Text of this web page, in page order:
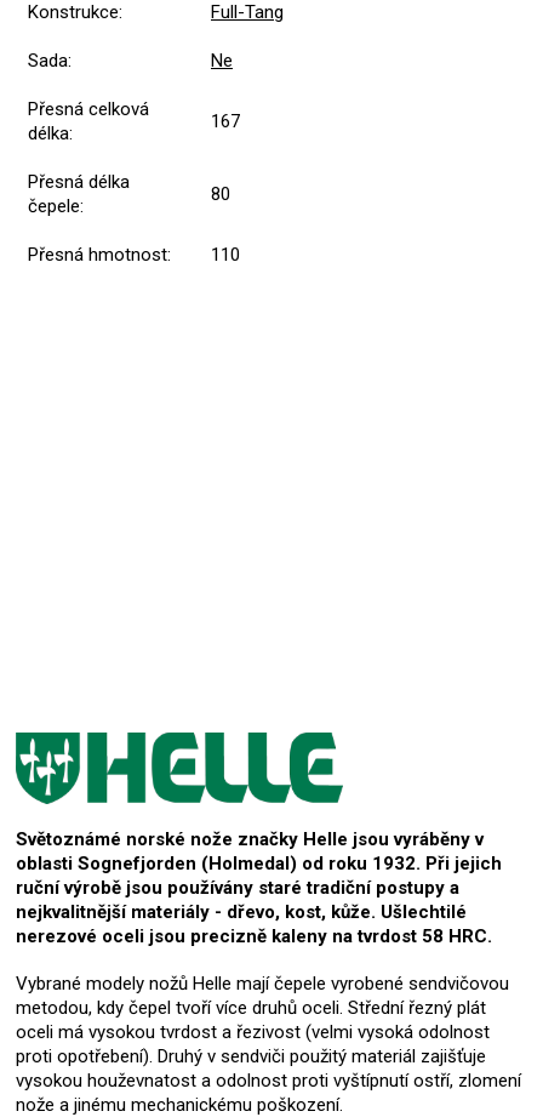
Konstrukce: Full-Tang
Sada: Ne
Přesná celková
délka:
167
Přesná délka
čepele:
80
Přesná hmotnost: 110
Světoznámé norské nože značky Helle jsou vyráběny v
oblasti Sognefjorden (Holmedal) od roku 1932. Při jejich
ruční výrobě jsou používány staré tradiční postupy a
nejkvalitnější materiály - dřevo, kost, kůže. Ušlechtilé
nerezové oceli jsou precizně kaleny na tvrdost 58 HRC.
Vybrané modely nožů Helle mají čepele vyrobené sendvičovou
metodou, kdy čepel tvoří více druhů oceli. Střední řezný plát
oceli má vysokou tvrdost a řezivost (velmi vysoká odolnost
proti opotřebení). Druhý v sendviči použitý materiál zajišťuje
vysokou houževnatost a odolnost proti vyštípnutí ostří, zlomení
nože a jinému mechanickému poškození.